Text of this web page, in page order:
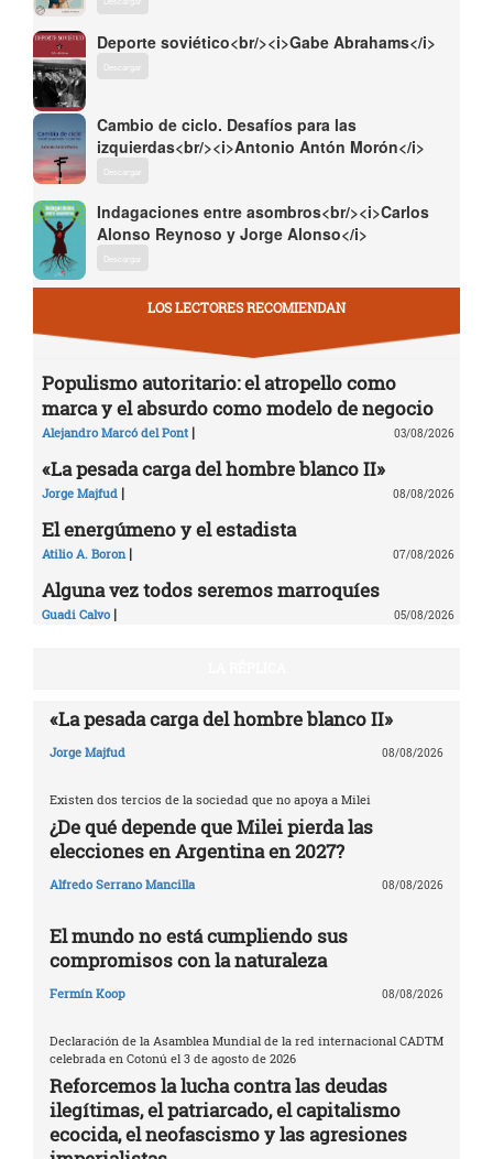
Deporte soviético<br/><i>Gabe Abrahams</i>
Descargar
Cambio de ciclo. Desafíos para las
izquierdas<br/><i>Antonio Antón Morón</i>
Descargar
Indagaciones entre asombros<br/><i>Carlos
Alonso Reynoso y Jorge Alonso</i>
Descargar
LOS LECTORES RECOMIENDAN
Populismo autoritario: el atropello como
marca y el absurdo como modelo de negocio
Alejandro Marcó del Pont | 03/08/2026
«La pesada carga del hombre blanco II»
Jorge Majfud | 08/08/2026
El energúmeno y el estadista
Atilio A. Boron| 07/08/2026
Alguna vez todos seremos marroquíes
Guadi Calvo | 05/08/2026
«La pesada carga del hombre blanco II»
Jorge Majfud 08/08/2026
Existen dos tercios de la sociedad que no apoya a Milei
¿De qué depende que Milei pierda las
elecciones en Argentina en 2027?
Alfredo Serrano Mancilla 08/08/2026
El mundo no está cumpliendo sus
compromisos con la naturaleza
Fermín Koop 08/08/2026
Declaración de la Asamblea Mundial de la red internacional CADTM
celebrada en Cotonú el 3 de agosto de 2026
Reforcemos la lucha contra las deudas
ilegítimas, el patriarcado, el capitalismo
ecocida, el neofascismo y las agresiones